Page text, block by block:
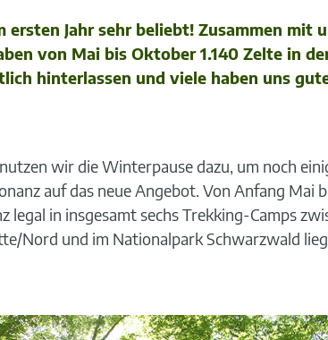
Jahr sehr beliebt! Zusammen mit
von Mai bis Oktober 1.140 Zelte in
hinterlassen und viele haben uns
wir die Winterpause dazu, um noch
auf das neue Angebot. Von Anfang Mai
in insgesamt sechs Trekking-Camps
Nord und im Nationalpark Schwarzwald